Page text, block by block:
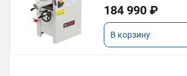
184 990 ₽
В корзину